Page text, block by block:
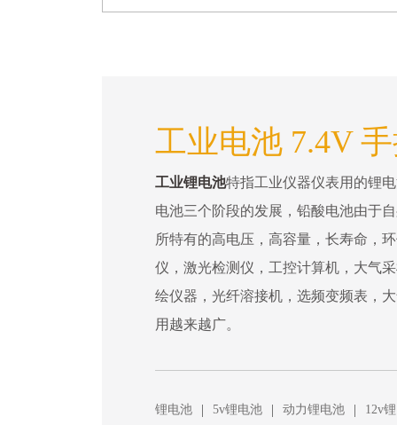
工业电池 7.4V
工业锂电池特指工业仪器仪表用的锂
电池三个阶段的发展，铅酸电池由于
所特有的高电压，高容量，长寿命，
仪，激光检测仪，工控计算机，大气
绘仪器，光纤溶接机，选频变频表，
用越来越广。
锂电池 | 5v锂电池 | 动力锂电池 |
12v